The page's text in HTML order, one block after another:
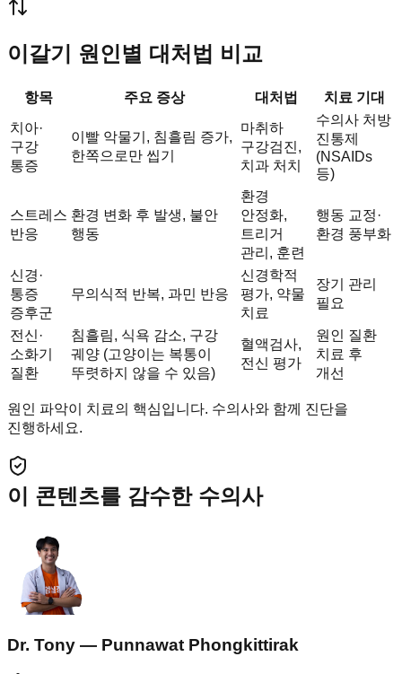
이갈기 원인별 대처법 비교
항목 주요 증상 대처법
치료 기대
치아·
구강
통증
이빨 악물기, 침흘림 증가,
한쪽으로만 씹기
마취하
구강검진,
치과 처치
수의사 처방
진통제
(NSAIDs
등)
스트레스
반응
환경 변화 후 발생, 불안
행동
환경
안정화,
트리거
관리, 훈련
행동 교정·
환경 풍부화
신경·
통증
증후군
무의식적 반복, 과민 반응
신경학적
평가, 약물
치료
장기 관리
필요
전신·
소화기
질환
침흘림, 식욕 감소, 구강
궤양 (고양이는 복통이
뚜렷하지 않을 수 있음)
혈액검사,
전신 평가
원인 질환
치료 후
개선
원인 파악이 치료의 핵심입니다. 수의사와 함께 진단을
진행하세요.
이 콘텐츠를 감수한 수의사
Dr. Tony — Punnawat Phongkittirak